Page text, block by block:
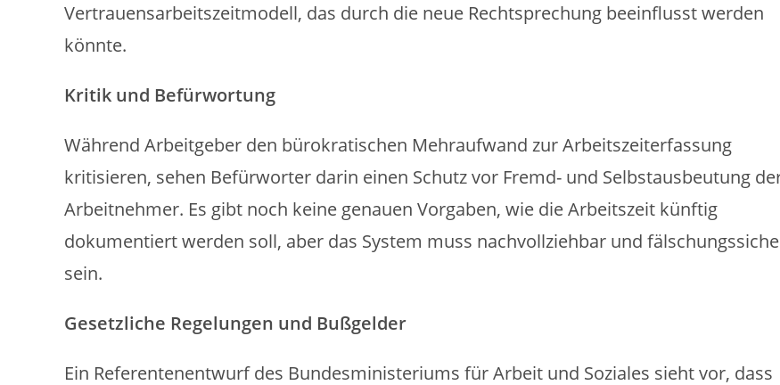
Vertrauensarbeitszeitmodell, das durch die neue Rechtsprechung beeinflusst werden
könnte.
Kritik und Befürwortung
Während Arbeitgeber den bürokratischen Mehraufwand zur Arbeitszeiterfassung
kritisieren, sehen Befürworter darin einen Schutz vor Fremd- und Selbstausbeutung
Arbeitnehmer. Es gibt noch keine genauen Vorgaben, wie die Arbeitszeit künftig
dokumentiert werden soll, aber das System muss nachvollziehbar und
sein.
Gesetzliche Regelungen und Bußgelder
Ein Referentenentwurf des Bundesministeriums für Arbeit und Soziales sieht vor, dass